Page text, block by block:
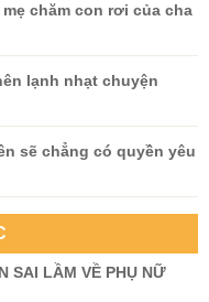
chăm con rơi của cha
lạnh nhạt chuyện
sẽ chẳng có quyền yêu
SAI LẦM VỀ PHỤ NỮ